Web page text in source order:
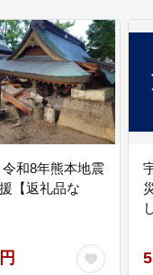
令和8年熊本地震
【返礼品な